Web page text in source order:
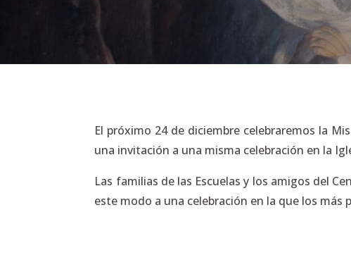
El próximo 24 de diciembre celebraremos la
una invitación a una misma celebración en la
Las familias de las Escuelas y los amigos del
este modo a una celebración en la que los